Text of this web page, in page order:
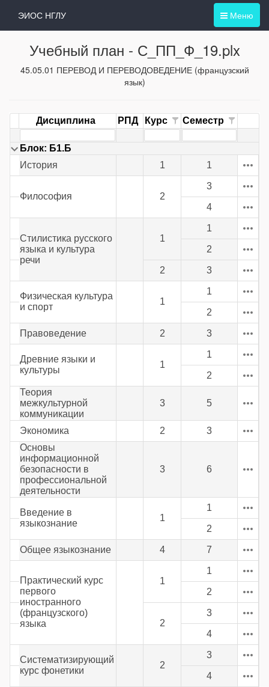
Меню
ЭИОС НГЛУ
Учебный план - С_ПП_Ф_19.plx
45.05.01 ПЕРЕВОД И ПЕРЕВОДОВЕДЕНИЕ (французский
язык)
Дисциплина РПД Курс Семестр
Блок: Б1.Б
История
1 1
Философия 2
3
4
Стилистика русского
языка и культура
речи
1
1
2
2 3
Физическая культура
и спорт
1
1
2
Правоведение 2 3
Древние языки и
культуры
1
1
2
Теория
межкультурной
коммуникации
3 5
Экономика 2
3
Основы
информационной
безопасности в
профессиональной
деятельности
3 6
Введение в
языкознание
1
1
2
Общее языкознание 4 7
Практический курс
первого
иностранного
(французского)
языка
1
1
2
2
3
4
Систематизирующий
курс фонетики
2
3
4